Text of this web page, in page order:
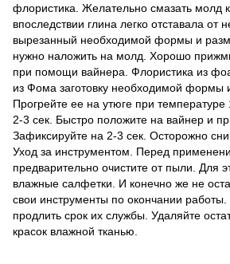
флористика. Желательно смазать молд
впоследствии глина легко отставала от
вырезанный необходимой формы и
нужно наложить на молд. Хорошо
при помощи вайнера. Флористика из
из Фома заготовку необходимой формы
Прогрейте ее на утюге при температуре
2-3 сек. Быстро положите на вайнер и
Зафиксируйте на 2-3 сек. Осторожно
Уход за инструментом. Перед
предварительно очистите от пыли. Для
влажные салфетки. И конечно же не
свои инструменты по окончании работы.
продлить срок их службы. Удаляйте
красок влажной тканью.